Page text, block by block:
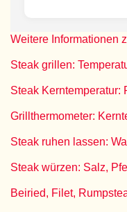
Weitere Informationen
Steak grillen:
Steak Kerntemperatur:
Grillthermometer:
Steak ruhen lassen:
Steak würzen: Salz,
Beiried, Filet,